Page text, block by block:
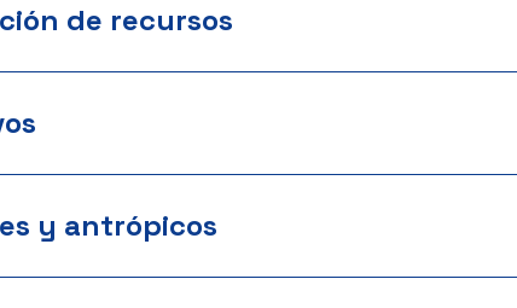
de recursos
y antrópicos